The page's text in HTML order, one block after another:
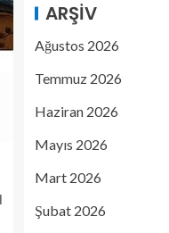
ARŞIV
Ağustos 2026
Temmuz 2026
Haziran 2026
Mayıs 2026
Mart 2026
Şubat 2026